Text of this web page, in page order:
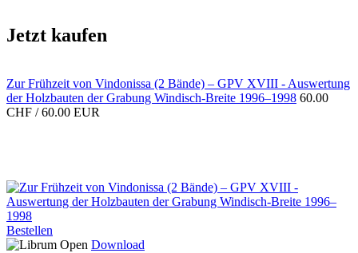
Jetzt kaufen
Zur Frühzeit von Vindonissa (2 Bände) – GPV XVIII - Auswertung
der Holzbauten der Grabung Windisch-Breite 1996–1998 60.00
CHF / 60.00 EUR
Bestellen
Download